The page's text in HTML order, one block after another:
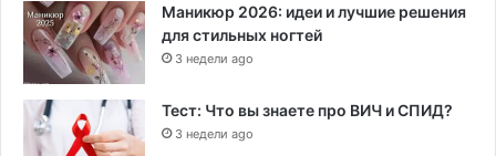
Маникюр 2026: идеи и лучшие решения
для стильных ногтей
3 недели ago
Тест: Что вы знаете про ВИЧ и СПИД?
3 недели ago